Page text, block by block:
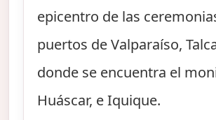
epicentro de las
puertos de Valparaíso,
donde se encuentra el
Huáscar, e Iquique.